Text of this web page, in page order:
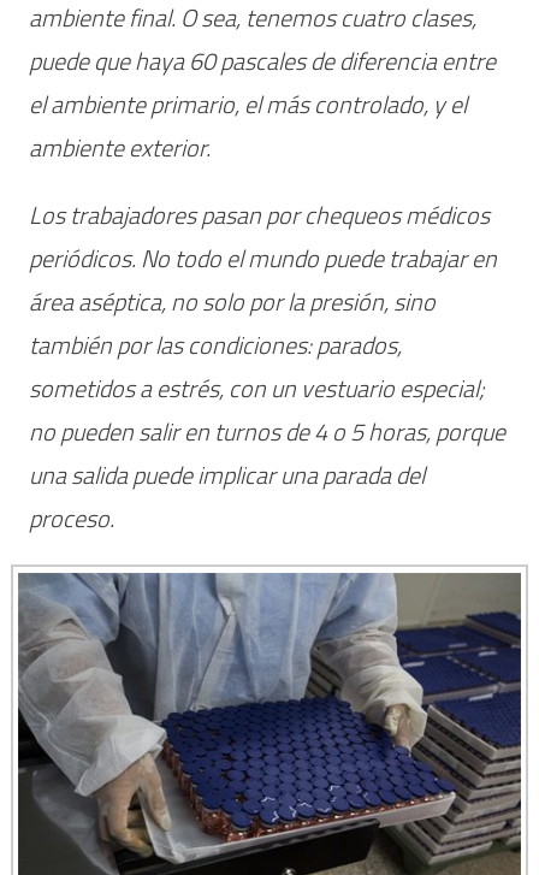
ambiente final. O sea, tenemos cuatro clases,
puede que haya 60 pascales de diferencia entre
el ambiente primario, el más controlado, y el
ambiente exterior.
Los trabajadores pasan por chequeos médicos
periódicos. No todo el mundo puede trabajar en
área aséptica, no solo por la presión, sino
también por las condiciones: parados,
sometidos a estrés, con un vestuario especial;
no pueden salir en turnos de 4 o 5 horas, porque
una salida puede implicar una parada del
proceso.